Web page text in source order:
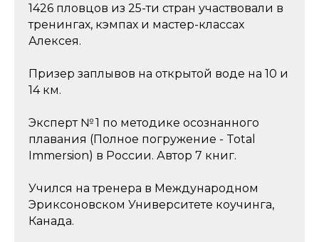
1426 пловцов из 25-ти стран участвовали в
тренингах, кэмпах и мастер-классах
Алексея.
Призер заплывов на открытой воде на 10 и
14 км.
Эксперт № 1 по методике осознанного
плавания (Полное погружение - Total
Immersion) в России. Автор 7 книг.
Учился на тренера в Международном
Эриксоновском Университете коучинга,
Канада.